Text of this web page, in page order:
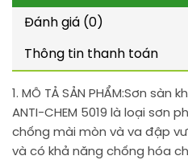
Đánh giá (0)
Thông tin thanh toán
1. MÔ TẢ SẢN PHẨM:Sơn sàn
ANTI-CHEM 5019 là loại sơn
chống mài mòn và va đập
và có khả năng chống hóa